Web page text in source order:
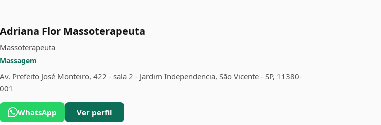
Adriana Flor Massoterapeuta
Massoterapeuta
Massagem
Av. Prefeito José Monteiro, 422 - sala 2 - Jardim Independencia, São Vicente - SP, 11380-
001
WhatsApp Ver perfil